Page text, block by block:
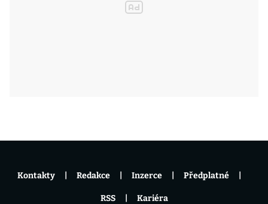
Kontakty Redakce Inzerce Předplatné
RSS Kariéra